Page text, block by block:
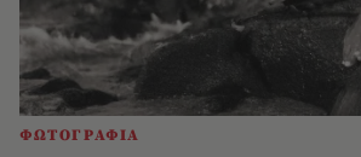
ΦΩΤΟΓΡΑΦΙΑ